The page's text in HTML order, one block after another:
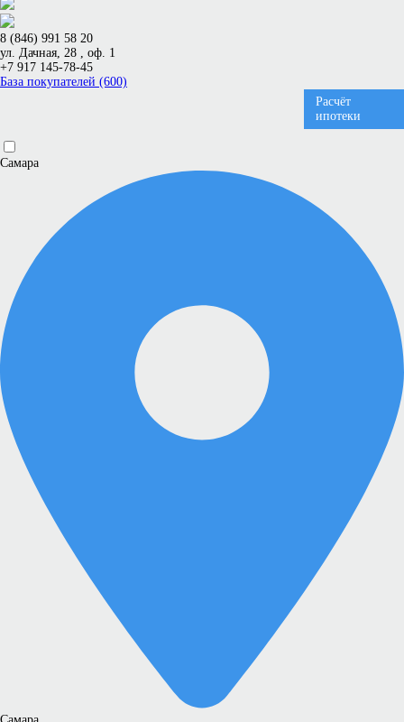
8 (846) 991 58 20
ул. Дачная, 28 , оф. 1
+7 917 145-78-45
База покупателей (600)
Расчёт
ипотеки
Самара